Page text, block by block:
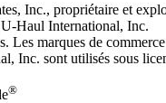
Inc., propriétaire et
U-Haul International, Inc.
Les marques de
Inc. sont utilisés sous
®